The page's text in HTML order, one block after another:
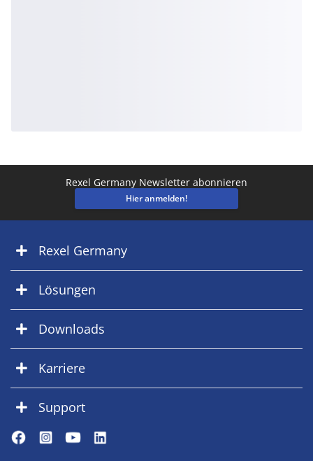
Rexel Germany Newsletter abonnieren
Hier anmelden!
Rexel Germany
Lösungen
Downloads
Karriere
Support